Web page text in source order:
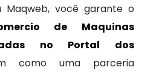
Maqweb, você garante o
de Maquinas
no Portal dos
como uma parceria